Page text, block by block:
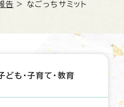
告 > なごっちサミット
ども・子育て・教育